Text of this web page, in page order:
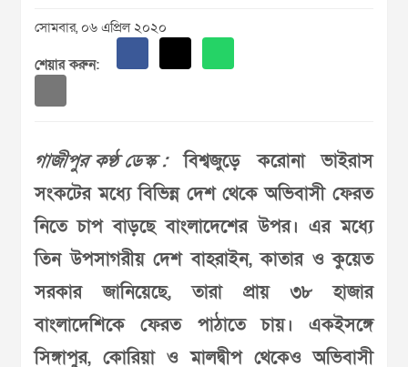
সোমবার, ০৬ এপ্রিল ২০২০
শেয়ার করুন:
গাজীপুর কণ্ঠ ডেস্ক :বিশ্বজুড়ে করোনা ভাইরাস
সংকটের মধ্যে বিভিন্ন দেশ থেকে অভিবাসী ফেরত
নিতে চাপ বাড়ছে বাংলাদেশের উপর। এর মধ্যে
তিন উপসাগরীয় দেশ বাহরাইন, কাতার ও কুয়েত
সরকার জানিয়েছে, তারা প্রায় ৩৮ হাজার
বাংলাদেশিকে ফেরত পাঠাতে চায়। একইসঙ্গে
সিঙ্গাপুর, কোরিয়া ও মালদ্বীপ থেকেও অভিবাসী